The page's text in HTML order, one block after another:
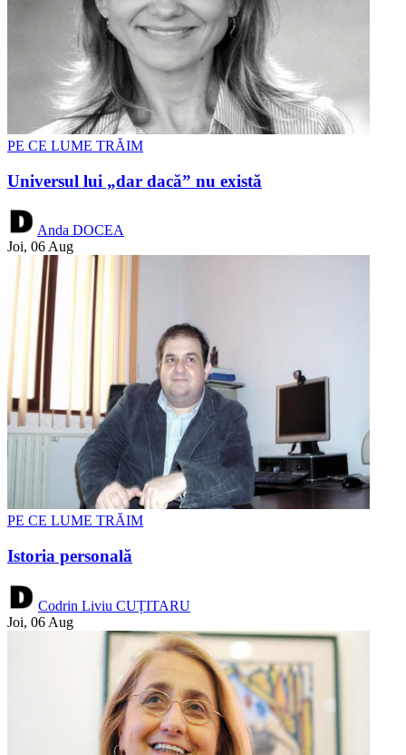
PE CE LUME TRĂIM
Universul lui „dar dacă” nu există
Anda DOCEA
Joi, 06 Aug
PE CE LUME TRĂIM
Istoria personală
Codrin Liviu CUȚITARU
Joi, 06 Aug